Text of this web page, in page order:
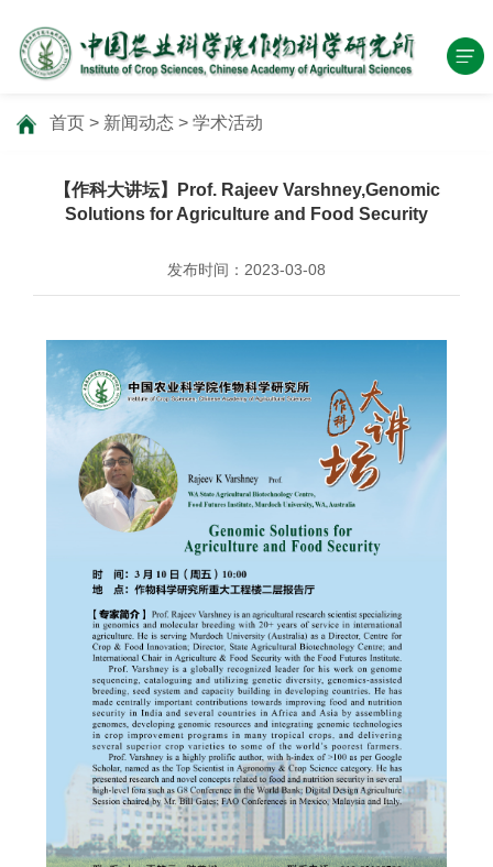
首页 > 新闻动态 > 学术活动
【作科大讲坛】Prof. Rajeev Varshney,Genomic
Solutions for Agriculture and Food Security
发布时间：2023-03-08